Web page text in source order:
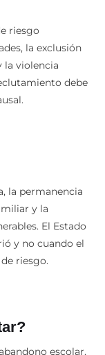
riesgo
la exclusión
la violencia
debe
la permanencia
y la
El Estado
y no cuando el